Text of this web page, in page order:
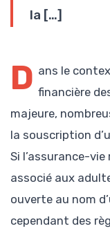
la […]
D ans le
financière
majeure,
la souscription
Si l’assurance-
associé aux
ouverte au nom
cependant des